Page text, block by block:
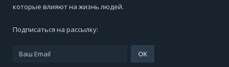
которые влияют на жизнь людей.
Подписаться на рассылку: